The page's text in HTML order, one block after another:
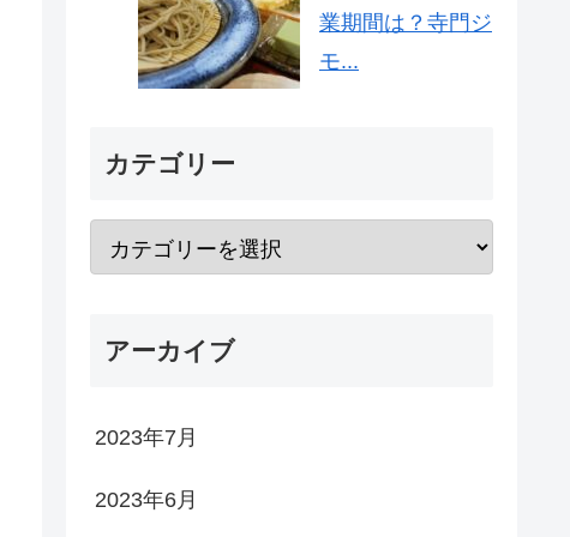
業期間は？寺門ジ
モ...
カテゴリー
アーカイブ
2023年7月
2023年6月